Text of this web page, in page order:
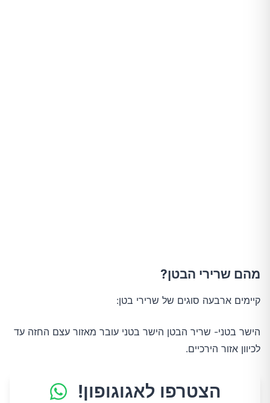
מהם שרירי הבטן?
קיימים ארבעה סוגים של שרירי בטן:
הישר בטני- שריר הבטן הישר בטני עובר מאזור עצם החזה עד
לכיוון אזור הירכיים.
הצטרפו לאגוגופון!